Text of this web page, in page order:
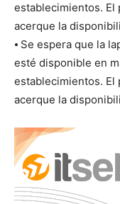
establecimientos. El
acerque la
⦁ Se espera que la
esté disponible en
establecimientos. El
acerque la